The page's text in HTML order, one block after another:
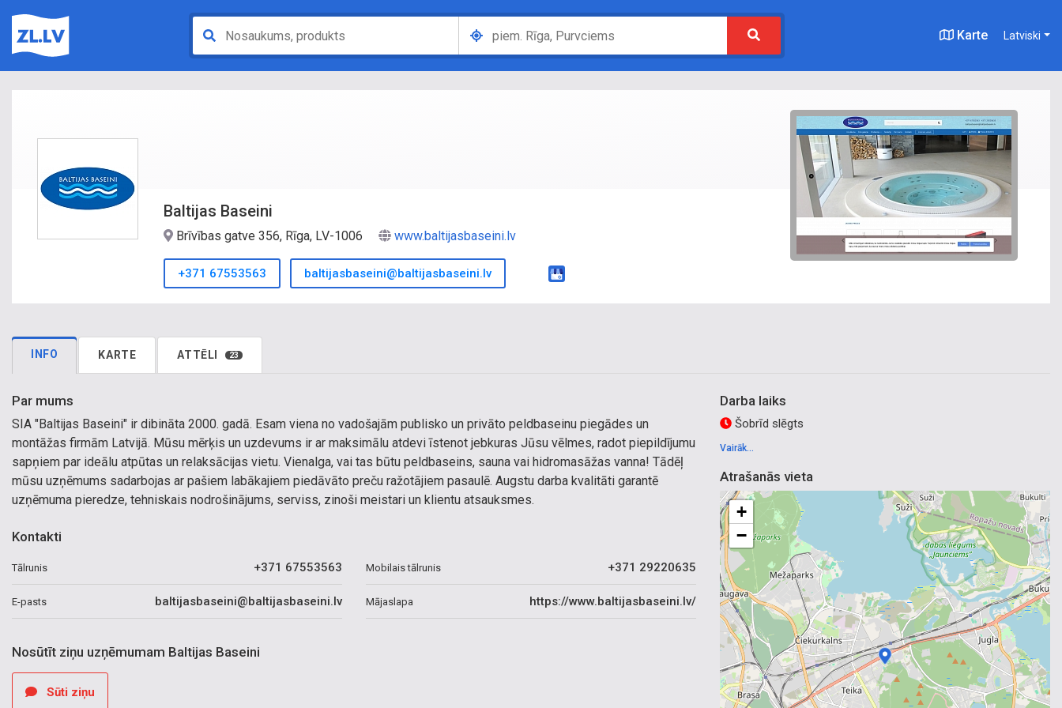
Karte Latviski
Baltijas Baseini
Brīvības gatve 356, Rīga, LV-1006 www.baltijasbaseini.lv
+371 67553563 baltijasbaseini@baltijasbaseini.lv
INFO KARTE ATTĒLI 23
Par mums
SIA "Baltijas Baseini" ir dibināta 2000. gadā. Esam viena no vadošajām publisko un privāto peldbaseinu piegādes un
montāžas firmām Latvijā. Mūsu mērķis un uzdevums ir ar maksimālu atdevi īstenot jebkuras Jūsu vēlmes, radot piepildījumu
sapņiem par ideālu atpūtas un relaksācijas vietu. Vienalga, vai tas būtu peldbaseins, sauna vai hidromasāžas vanna! Tādēļ
mūsu uzņēmums sadarbojas ar pašiem labākajiem piedāvāto preču ražotājiem pasaulē. Augstu darba kvalitāti garantē
uzņēmuma pieredze, tehniskais nodrošinājums, serviss, zinoši meistari un klientu atsauksmes.
Kontakti
Tālrunis +371 67553563
E-pasts baltijasbaseini@baltijasbaseini.lv
Mobilais tālrunis +371 29220635
Mājaslapa https://www.baltijasbaseini.lv/
Nosūtīt ziņu uzņēmumam Baltijas Baseini
Sūti ziņu
Darba laiks
Šobrīd slēgts
Vairāk...
Atrašanās vieta
+
−